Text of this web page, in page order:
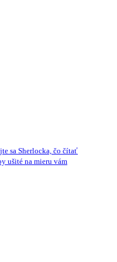
sa Sherlocka, čo čítať
ušité na mieru vám